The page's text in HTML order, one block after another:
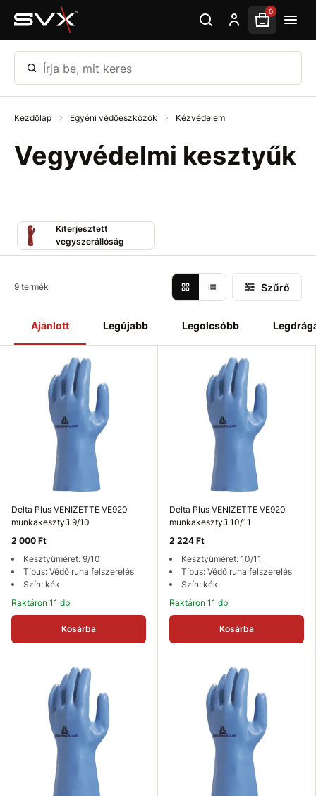
Ugrás az oldal fő részéhez 0
Írja be, mit keres
Kezdőlap Egyéni védőeszközök Kézvédelem
Vegyvédelmi kesztyűk
Kiterjesztett
vegyszerállóság
Ajánlott Legújabb Legolcsóbb
9 termék Szűrő
Delta Plus VENIZETTE VE920
munkakesztyű 9/10
2 000 Ft
Kesztyűméret: 9/10
Típus: Védő ruha felszerelés
Szín: kék
Raktáron 11 db
Kosárba
Delta Plus VENIZETTE VE920
munkakesztyű 10/11
2 224 Ft
Kesztyűméret: 10/11
Típus: Védő ruha felszerelés
Szín: kék
Raktáron 11 db
Kosárba